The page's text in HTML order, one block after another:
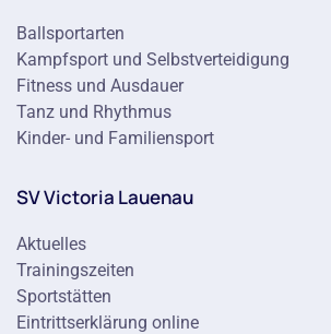
Ballsportarten
Kampfsport und Selbstverteidigung
Fitness und Ausdauer
Tanz und Rhythmus
Kinder- und Familiensport
SV Victoria Lauenau
Aktuelles
Trainingszeiten
Sportstätten
Eintrittserklärung online